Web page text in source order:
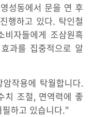
성동에서 문을 연 후
행하고 있다. 탁인철
자들에게 조삼원흑
과를 집중적으로 알
작용에 탁월합니다.
치 조절, 면역력에 좋
하고 있습니다."